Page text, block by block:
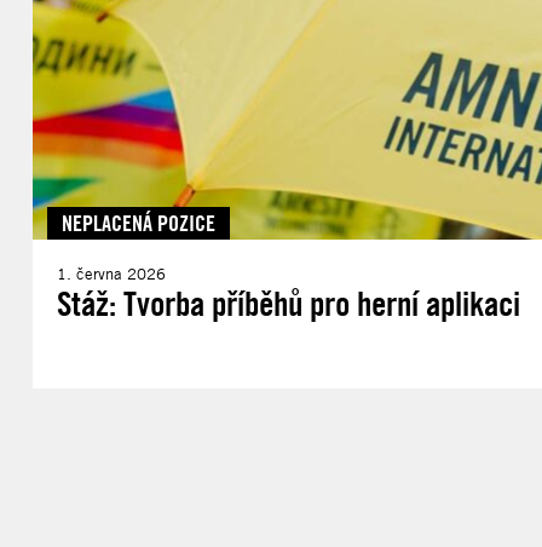
NEPLACENÁ POZICE
1. června 2026
Stáž: Tvorba příběhů pro herní aplikaci